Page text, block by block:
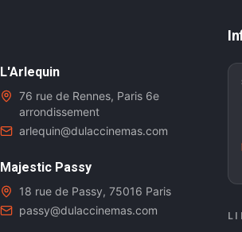
L'Arlequin
76 rue de Rennes, Paris 6e
arrondissement
arlequin@dulaccinemas.com
Majestic Passy
18 rue de Passy, 75016 Paris
passy@dulaccinemas.com